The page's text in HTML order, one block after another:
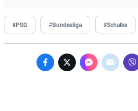
#PSG #Bundesliga #Schalke